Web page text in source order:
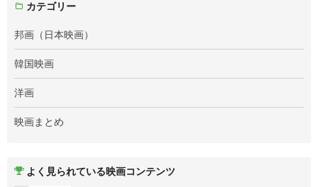
カテゴリー
邦画（日本映画）
韓国映画
洋画
映画まとめ
よく見られている映画コンテンツ